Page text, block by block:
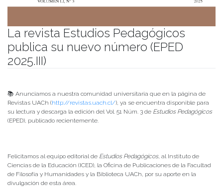
La revista Estudios Pedagógicos
publica su nuevo número (EPED
2025.III)
📚 Anunciamos a nuestra comunidad universitaria que en la página de
Revistas UACh (http://revistas.uach.cl/), ya se encuentra disponible para
su lectura y descarga la edición del Vol. 51 Núm. 3 de Estudios Pedagógicos
(EPED), publicado recientemente.
Felicitamos al equipo editorial de Estudios Pedagógicos, al Instituto de
Ciencias de la Educación (ICED), la Oficina de Publicaciones de la Facultad
de Filosofía y Humanidades y la Biblioteca UACh, por su aporte en la
divulgación de esta área.